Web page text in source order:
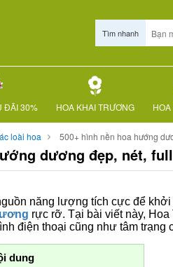
Tìm nhanh
ĐÃI 30% HOA KHAI TRƯƠNG
loài hoa 500+ hình nền hoa hướng
dương đẹp, nét,
năng lượng tích cực để
rực rỡ. Tại bài viết này,
điện thoại cũng như tâm trạng
dung